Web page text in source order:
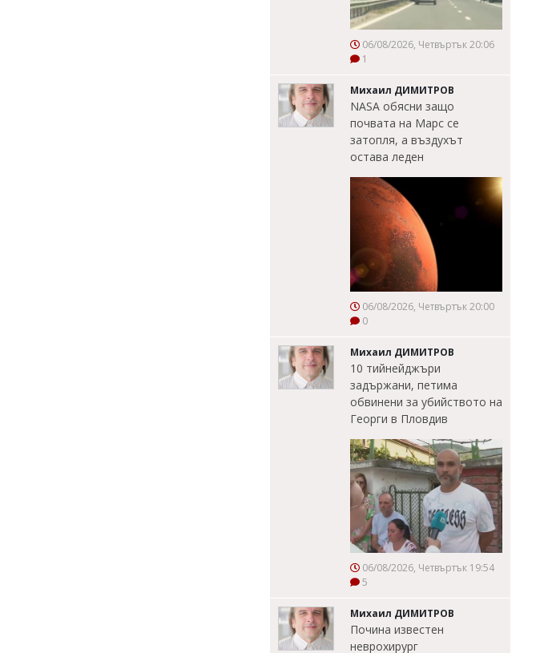
06/08/2026, Четвъртък 20:06
1
Михаил ДИМИТРОВ
NASA обясни защо
почвата на Марс се
затопля, а въздухът
остава леден
06/08/2026, Четвъртък 20:00
0
Михаил ДИМИТРОВ
10 тийнейджъри
задържани, петима
обвинени за убийството на
Георги в Пловдив
06/08/2026, Четвъртък 19:54
5
Михаил ДИМИТРОВ
Почина известен
неврохирург